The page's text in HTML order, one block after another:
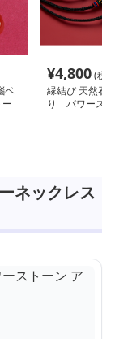
ペ
¥4,800(税
縁結び 天然石
り パワース
ネックレス